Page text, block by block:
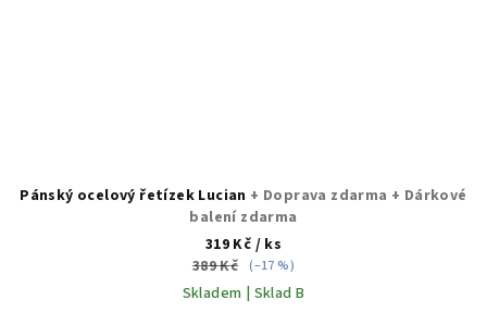
Pánský ocelový řetízek Lucian + Doprava zdarma + Dárkové
balení zdarma
319 Kč / ks
389 Kč (–17 %)
Skladem | Sklad B